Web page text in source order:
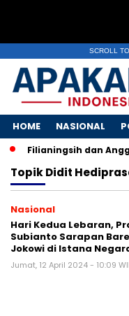
SCROLL
HOME NASIONAL
Filianingsih dan
TopikDidit
Nasional
Hari Kedua Lebaran,
Subianto Sarapan
Jokowi di Istana
Jumat, 12 April 2024 - 10:09